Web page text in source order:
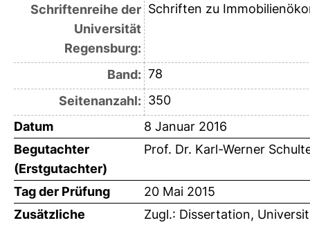
Schriftenreihe der
Universität
Regensburg:
Schriften zu
Band: 78
Seitenanzahl: 350
Datum
8 Januar 2016
Begutachter
(Erstgutachter)
Prof. Dr. Karl-Werner
Tag der Prüfung
20 Mai 2015
Zusätzliche
Zugl.: Dissertation,